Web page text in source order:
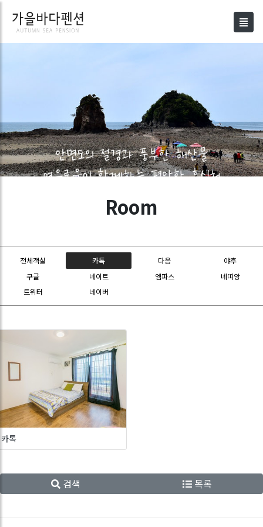
Room
전체객실 카톡 다음
야후
구글
네이트 엠파스
네띠앙
트위터
네이버
카톡
검색 목록